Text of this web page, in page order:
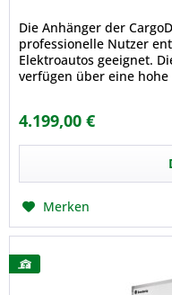
Die Anhänger der
professionelle Nutzer
Elektroautos geeignet.
verfügen über eine
4.199,00 €
Merken